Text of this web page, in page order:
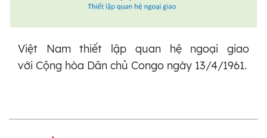
Việt Nam thiết lập quan hệ ngoại giao
với Cộng hòa Dân chủ Congo ngày 13/4/1961.